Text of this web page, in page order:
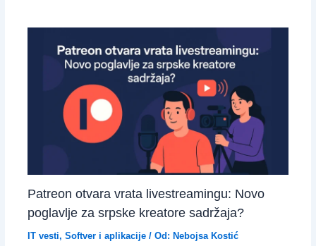
Patreon otvara vrata livestreamingu: Novo
poglavlje za srpske kreatore sadržaja?
IT vesti, Softver i aplikacije/ Od: Nebojsa Kostić